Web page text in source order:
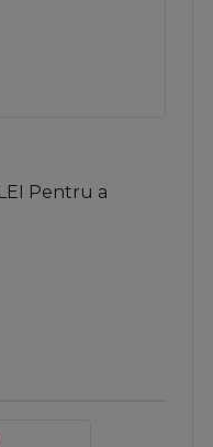
LEI
Pentru a